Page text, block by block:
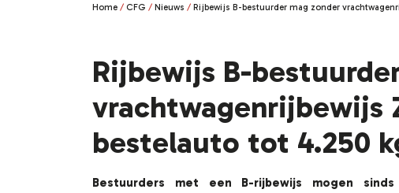
Home CFG Nieuws Rijbewijs B-bestuurder mag zonder
Rijbewijs B-
vrachtwagenrijbewijs
bestelauto tot 4.250
Bestuurders met een B-rijbewijs mogen